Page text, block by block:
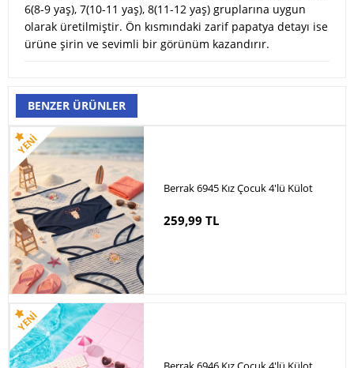
6(8-9 yaş), 7(10-11 yaş), 8(11-12 yaş) gruplarına uygun
olarak üretilmiştir. Ön kısmındaki zarif papatya detayı ise
ürüne şirin ve sevimli bir görünüm kazandırır.
BENZER ÜRÜNLER
Berrak 6945 Kız Çocuk 4'lü Külot
259,99 TL